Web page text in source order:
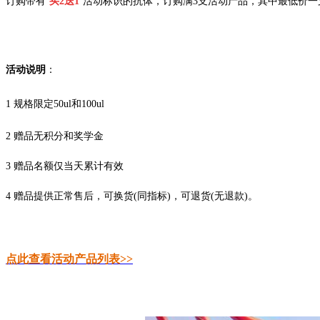
活动说明 ：
1 规格限定50ul和100ul
2 赠品无积分和奖学金
3 赠品名额仅当天累计有效
4 赠品提供正常售后，可换货(同指标)，可退货(无退款)。
点此查看活动产品列表>>